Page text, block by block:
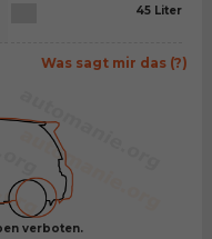
45 Liter
Was sagt mir das (?)
verboten.